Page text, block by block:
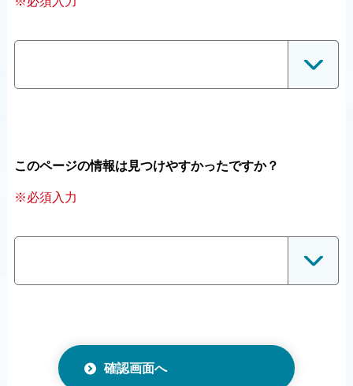
このページの情報は見つけやすかったですか？
※必須入力